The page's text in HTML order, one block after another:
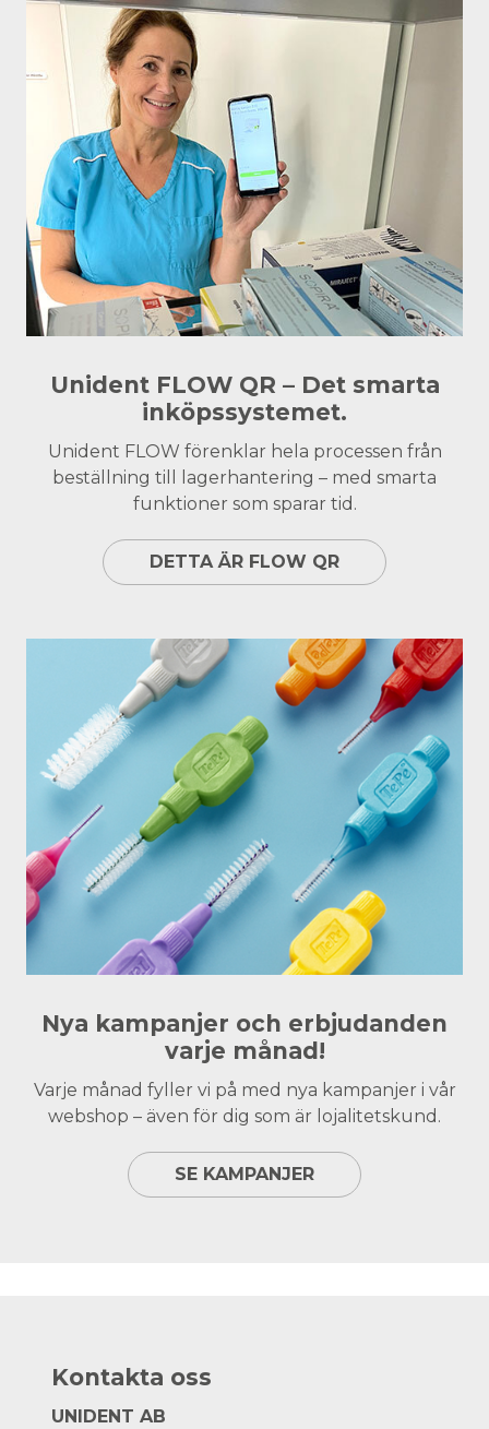
Unident FLOW QR – Det smarta
inköpssystemet.
Unident FLOW förenklar hela processen från
beställning till lagerhantering – med smarta
funktioner som sparar tid.
DETTA ÄR FLOW QR
Nya kampanjer och erbjudanden
varje månad!
Varje månad fyller vi på med nya kampanjer i vår
webshop – även för dig som är lojalitetskund.
SE KAMPANJER
Kontakta oss
UNIDENT AB